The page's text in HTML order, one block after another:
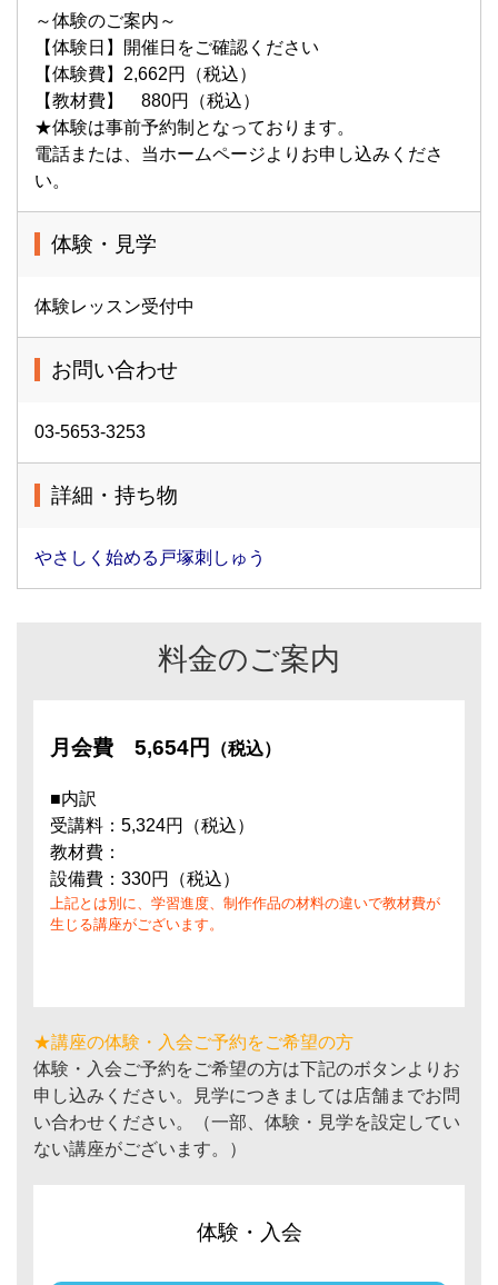
～体験のご案内～
【体験日】開催日をご確認ください
【体験費】2,662円（税込）
【教材費】 880円（税込）
★体験は事前予約制となっております。
電話または、当ホームページよりお申し込みくださ
い。
体験・見学
体験レッスン受付中
お問い合わせ
03-5653-3253
詳細・持ち物
やさしく始める戸塚刺しゅう
料金のご案内
月会費 5,654円 （税込）
■内訳
受講料：5,324円（税込）
教材費：
設備費：330円（税込）
上記とは別に、学習進度、制作作品の材料の違いで教材費が
生じる講座がございます。
★講座の体験・入会ご予約をご希望の方
体験・入会ご予約をご希望の方は下記のボタンよりお
申し込みください。見学につきましては店舗までお問
い合わせください。（一部、体験・見学を設定してい
ない講座がございます。）
体験・入会